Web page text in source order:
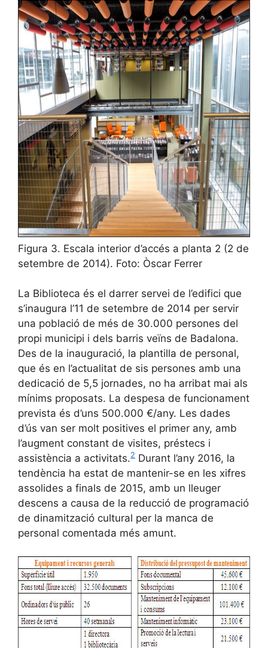
Figura 3. Escala interior d’accés a planta 2 (2 de
setembre de 2014). Foto: Òscar Ferrer
La Biblioteca és el darrer servei de l’edifici que
s’inaugura l’11 de setembre de 2014 per servir
una població de més de 30.000 persones del
propi municipi i dels barris veïns de Badalona.
Des de la inauguració, la plantilla de personal,
que és en l’actualitat de sis persones amb una
dedicació de 5,5 jornades, no ha arribat mai als
mínims proposats. La despesa de funcionament
prevista és d’uns 500.000 €/any. Les dades
d’ús van ser molt positives el primer any, amb
l’augment constant de visites, préstecs i
assistència a activitats.2 Durant l’any 2016, la
tendència ha estat de mantenir-se en les xifres
assolides a finals de 2015, amb un lleuger
descens a causa de la reducció de programació
de dinamització cultural per la manca de
personal comentada més amunt.